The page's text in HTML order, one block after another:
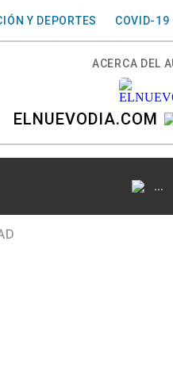
Y DEPORTES COVID-19
ACERCA DEL
ELNUEVODIA.COM
...